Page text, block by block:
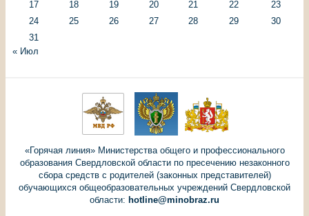
17
18 19 20 21 22
23
24
25 26 27 28 29
30
31
« Июл
«Горячая линия» Министерства общего и профессионального
образования Свердловской области по пресечению незаконного
сбора средств с родителей (законных представителей)
обучающихся общеобразовательных учреждений Свердловской
области: hotline@minobraz.ru